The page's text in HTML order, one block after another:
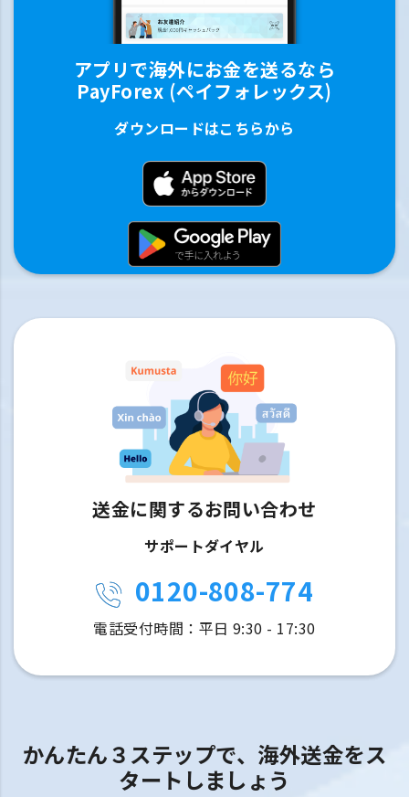
アプリで海外にお金を送るなら
PayForex (ペイフォレックス)
ダウンロードはこちらから
送金に関するお問い合わせ
サポートダイヤル
0120-808-774
電話受付時間：平日 9:30 - 17:30
かんたん３ステップで、海外送金をス
タートしましょう